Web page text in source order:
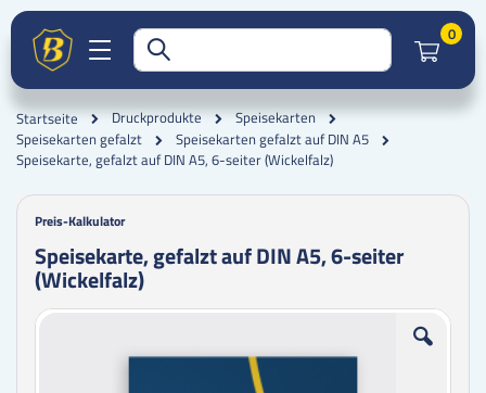
0
Startseite Druckprodukte
Speisekarten
Speisekarten gefalzt
Speisekarten gefalzt auf DIN A5
Speisekarte, gefalzt auf DIN A5, 6-seiter (Wickelfalz)
Preis-Kalkulator
Speisekarte, gefalzt auf DIN A5, 6-seiter
(Wickelfalz)
Zum
Zum